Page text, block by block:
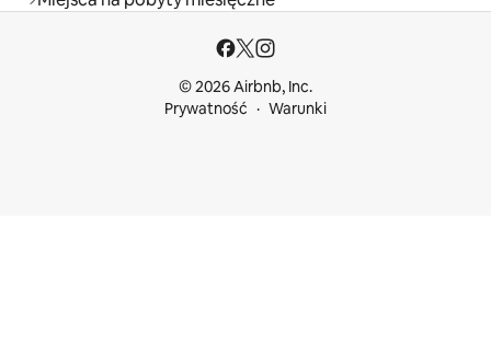
© 2026 Airbnb, Inc.
Prywatność
Warunki